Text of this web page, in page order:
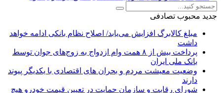
جدید محبوب تصادفی
مبلغ کالابرگ افزایش می‌یابد/ اصلاح نظام بانکی ادامه خواهد
داشت
پرداخت بیش از ۸ همت وام ازدواج به زوج‌های جوان توسط
بانک ملی ایران
وضعیت معیشت مردم و بحران های اقتصادی با یکدیگر پیوند
دارند
شورای رقابت و سازمان حمایت در تعیین قیمت خودرو هیچ